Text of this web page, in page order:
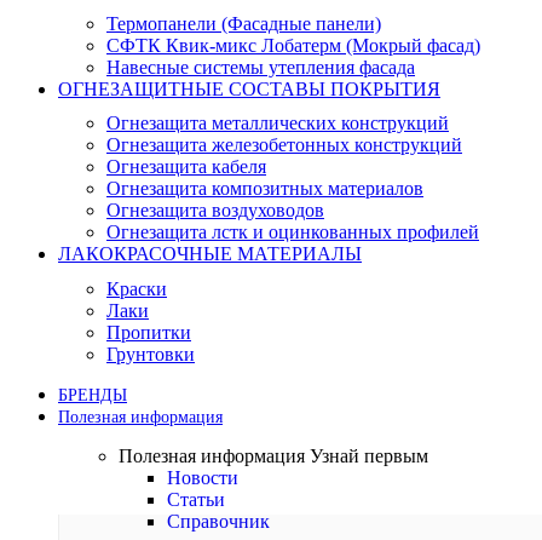
Термопанели (Фасадные панели)
СФТК Квик-микс Лобатерм (Мокрый фасад)
Навесные системы утепления фасада
ОГНЕЗАЩИТНЫЕ СОСТАВЫ ПОКРЫТИЯ
Огнезащита металлических конструкций
Огнезащита железобетонных конструкций
Огнезащита кабеля
Огнезащита композитных материалов
Огнезащита воздуховодов
Огнезащита лстк и оцинкованных профилей
ЛАКОКРАСОЧНЫЕ МАТЕРИАЛЫ
Краски
Лаки
Пропитки
Грунтовки
БРЕНДЫ
Полезная информация
Полезная информация Узнай первым
Новости
Статьи
Справочник